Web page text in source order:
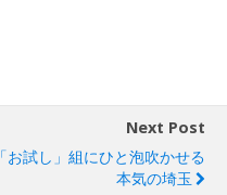
Next Post
「お試し」組にひと泡吹かせる
本気の埼玉